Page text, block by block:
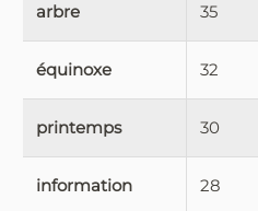
arbre 35
équinoxe 32
printemps 30
information 28